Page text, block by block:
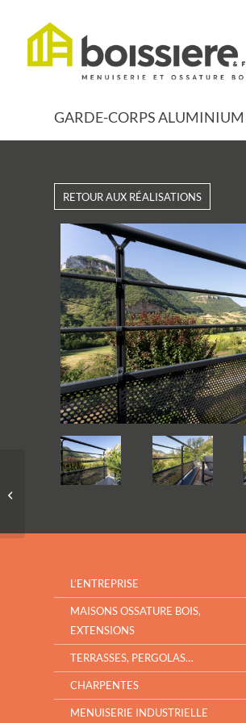
GARDE-CORPS
RETOUR AUX RÉALISATIONS
L’ENTREPRISE
MAISONS OSSATURE BOIS,
EXTENSIONS
TERRASSES, PERGOLAS…
CHARPENTES
MENUISERIE INDUSTRIELLE
Pergola en bois sur